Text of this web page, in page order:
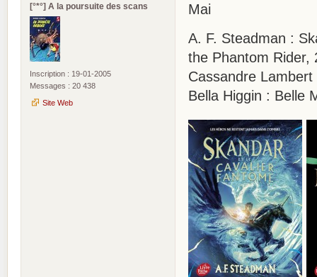
[°*°] A la poursuite des scans
Inscription : 19-01-2005
Messages : 20 438
Site Web
Mai
A. F. Steadman :
the Phantom Rider,
Cassandre
Bella Higgin : Belle